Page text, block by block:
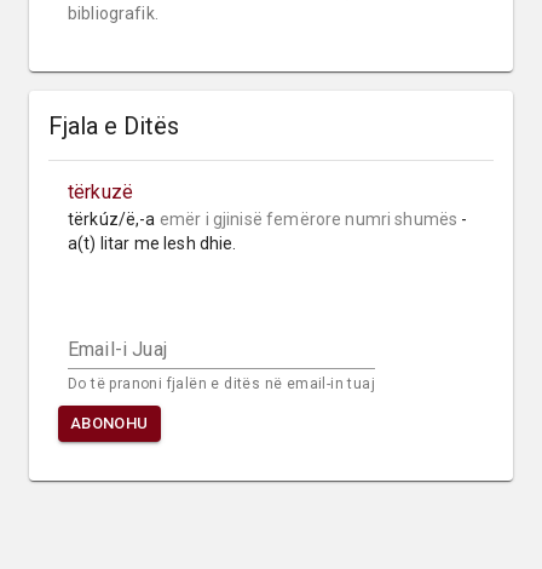
bibliografik.
Fjala e Ditës
tërkuzë
tërkúz/ë,-a emër i gjinisë femërore numri shumës -
a(t) litar me lesh dhie.
Email-i Juaj
Do të pranoni fjalën e ditës në email-in tuaj
ABONOHU